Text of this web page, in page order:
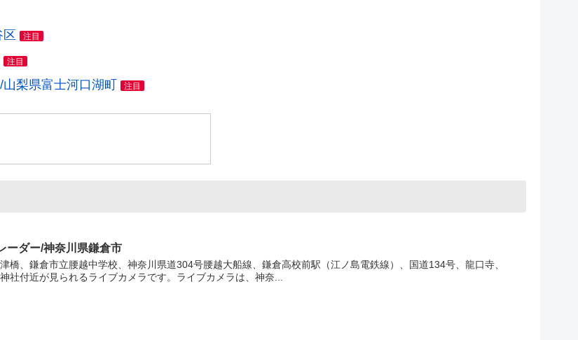
注目
注目
梨県富士河口湖町 注目
ーダー/神奈川県鎌倉市
橋、鎌倉市立腰越中学校、神奈川県道304号腰越大船線、鎌倉高校前駅（江ノ島電鉄線）、国道134号、龍口寺、
社付近が見られるライブカメラです。ライブカメラは、神奈...